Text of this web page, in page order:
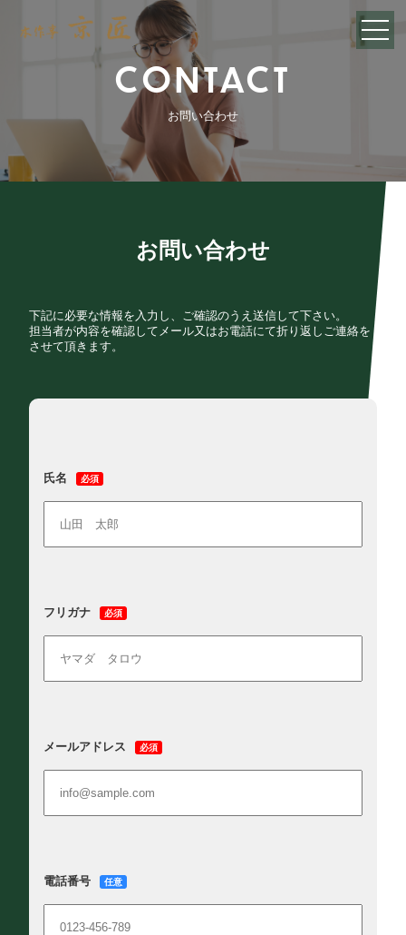
CONTACT
お問い合わせ
お問い合わせ
下記に必要な情報を入力し、ご確認のうえ送信して下さい。
担当者が内容を確認してメール又はお電話にて折り返しご連絡を
させて頂きます。
氏名 必須
フリガナ 必須
メールアドレス 必須
電話番号 任意